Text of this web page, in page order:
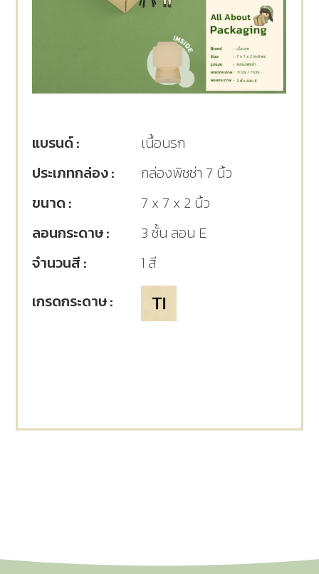
แบรนด์ :
เนื้อนรก
ประเภทกล่อง :
กล่องพิซซ่า 7 นิ้ว
ขนาด :
7 x 7 x 2 นิ้ว
ลอนกระดาษ :
3 ชั้น ลอน E
จำนวนสี :
1 สี
เกรดกระดาษ :